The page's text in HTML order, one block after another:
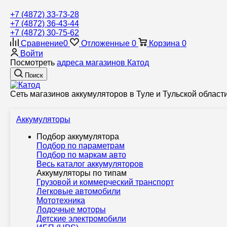
+7 (4872) 33-73-28
+7 (4872) 36-43-44
+7 (4872) 30-75-62
Сравнение0 Отложенные 0 Корзина 0
Войти
Посмотреть адреса магазинов Катод
Поиск
Сеть магазинов аккумуляторов в Туле и Тульской
Аккумуляторы
Подбор аккумулятора
Подбор по параметрам
Подбор по маркам авто
Весь каталог аккумуляторов
Аккумуляторы по типам
Грузовой и коммерческий транспорт
Легковые автомобили
Мототехника
Лодочные моторы
Детские электромобили